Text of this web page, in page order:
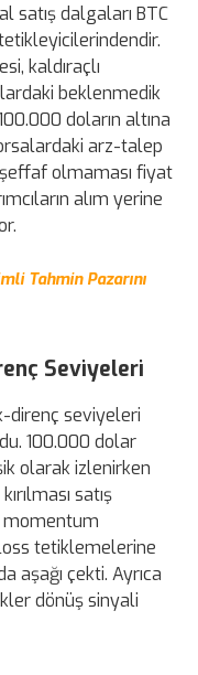
satış dalgaları BTC
kaldıraçlı
beklenmedik
doların altına
arz-talep
olmaması fiyat
alım yerine
Tahmin Pazarını
Seviyeleri
direnç seviyeleri
100.000 dolar
olarak izlenirken
satış
momentum
tetiklemelerine
aşağı çekti. Ayrıca
dönüş sinyali